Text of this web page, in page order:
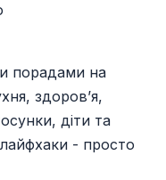
порадами на
здоров’я,
діти та
лайфхаки - просто